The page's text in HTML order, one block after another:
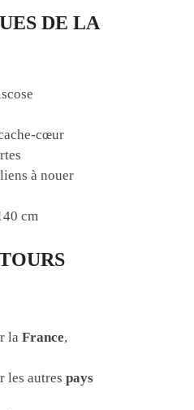
DE LA
cœur
à nouer
cm
la France,
les autres pays